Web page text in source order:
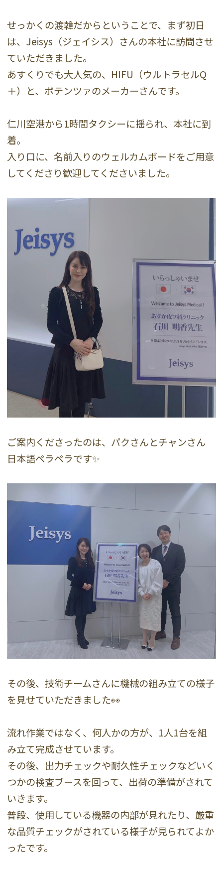
せっかくの渡韓だからということで、まず初日
は、Jeisys（ジェイシス）さんの本社に訪問させ
ていただきました。
あすくりでも大人気の、HIFU（ウルトラセルQ
＋）と、ポテンツァのメーカーさんです。
仁川空港から1時間タクシーに揺られ、本社に到
着。
入り口に、名前入りのウェルカムボードをご用意
してくださり歓迎してくださいました。
ご案内くださったのは、パクさんとチャンさん
日本語ペラペラです✨
その後、技術チームさんに機械の組み立ての様子
を見せていただきました👀
流れ作業ではなく、何人かの方が、1人1台を組
み立て完成させています。
その後、出力チェックや耐久性チェックなどいく
つかの検査ブースを回って、出荷の準備がされて
いきます。
普段、使用している機器の内部が見れたり、厳重
な品質チェックがされている様子が見られてよか
ったです。